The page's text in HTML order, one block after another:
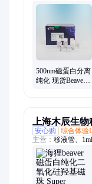
管、滤芯吸头、
柱、石墨管、抑制
500nm磁蛋白分离
纯化 现货Beaver
上海木辰生
安心购
综合体验
主营： 移液管、
离心管、站立管
滤芯盒装、消毒
用品、酶标板透